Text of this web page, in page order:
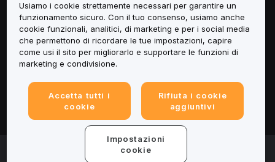
Servizi
Assistenza
Informazioni legali
© 2025-2026 Bybit.eu. Tutti i diritti riservati.
Usiamo i cookie strettamente necessari per garantire un
funzionamento sicuro. Con il tuo consenso, usiamo anche
cookie funzionali, analitici, di marketing e per i social media
che permettono di ricordare le tue impostazioni, capire
come usi il sito per migliorarlo e supportare le funzioni di
marketing e condivisione.
Accetta tutti i
cookie
Rifiuta i cookie
aggiuntivi
Impostazioni
cookie